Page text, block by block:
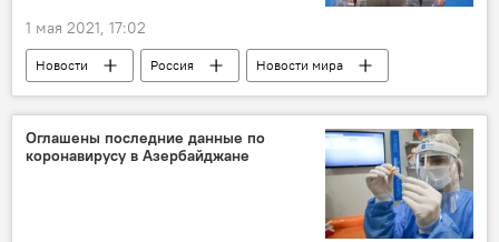
1 мая 2021, 17:02
Новости Россия
Новости мира
Политика
Мария Захарова
интервью
Россия
Меры
Оглашены последние данные по
коронавирусу в Азербайджане